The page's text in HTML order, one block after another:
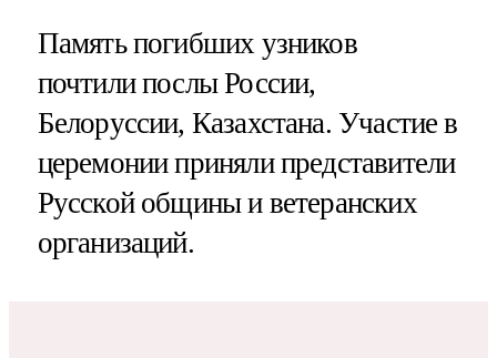
Память погибших узников
почтили послы России,
Белоруссии, Казахстана. Участие в
церемонии приняли представители
Русской общины и ветеранских
организаций.